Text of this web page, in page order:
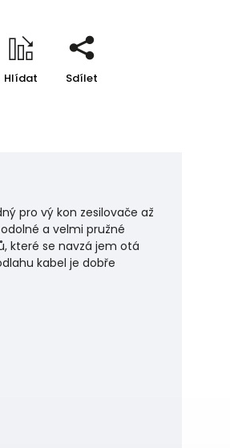
Hlídat Sdílet
pro vý kon zesilovače až
a velmi pružné
které se navzá jem otá
kabel je dobře